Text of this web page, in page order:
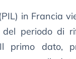
in Francia
periodo di
primo dato,